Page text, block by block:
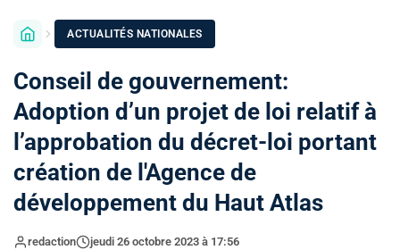
ACTUALITÉS NATIONALES
Conseil de gouvernement:
Adoption d’un projet de loi relatif à
l’approbation du décret-loi portant
création de l'Agence de
développement du Haut Atlas
redaction jeudi 26 octobre 2023 à 17:56